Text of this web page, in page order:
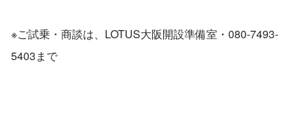
※ご試乗・商談は、LOTUS大阪開設準備室・080-7493-
5403まで